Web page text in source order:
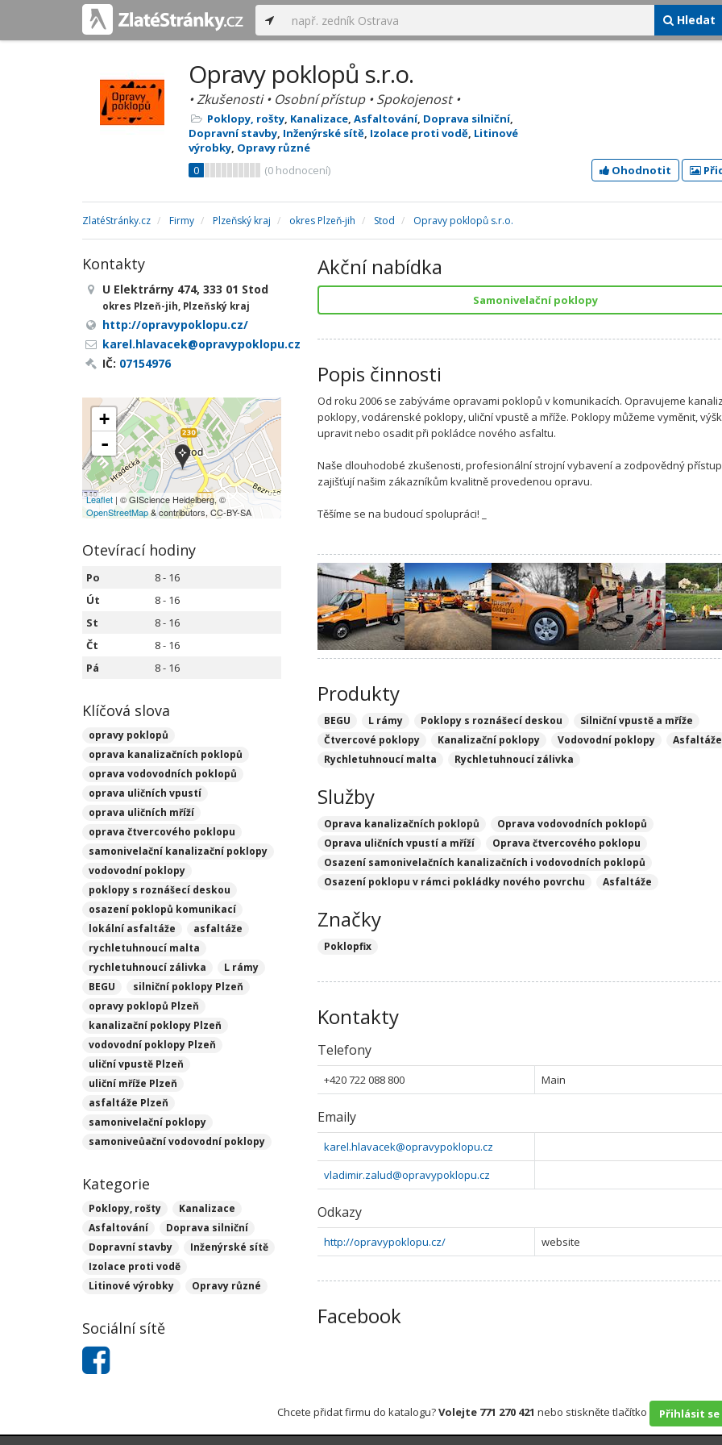
Hledat
Opravy poklopů s.r.o.
• Zkušenosti • Osobní přístup • Spokojenost •
Poklopy, rošty, Kanalizace, Asfaltování, Doprava silniční,
Dopravní stavby, Inženýrské sítě, Izolace proti vodě, Litinové
výrobky, Opravy různé
0
(0 hodnocení) Ohodnotit
ZlatéStránky.cz Firmy Plzeňský kraj okres Plzeň-jih Stod Opravy poklopů s.r.o.
Akční nabídka
Samonivelační poklopy
Popis činnosti
Od roku 2006 se zabýváme opravami poklopů v komunikacích. Opravujeme
poklopy, vodárenské poklopy, uliční vpustě a mříže. Poklopy můžeme vyměnit,
upravit nebo osadit při pokládce nového asfaltu.
Naše dlouhodobé zkušenosti, profesionální strojní vybavení a zodpovědný přístup
zajišťují našim zákazníkům kvalitně provedenou opravu.
Těšíme se na budoucí spolupráci! _
Produkty
BEGU L rámy Poklopy s roznášecí deskou
Silniční vpustě a mříže
Čtvercové poklopy
Kanalizační poklopy Vodovodní poklopy
Asfaltáže
Rychletuhnoucí malta
Rychletuhnoucí zálivka
Služby
Oprava kanalizačních poklopů
Oprava vodovodních poklopů
Oprava uličních vpustí a mříží
Oprava čtvercového poklopu
Osazení samonivelačních kanalizačních i vodovodních poklopů
Osazení poklopu v rámci pokládky nového povrchu
Asfaltáže
Značky
Poklopfix
Kontakty
Telefony
+420 722 088 800 Main
Emaily
karel.hlavacek@opravypoklopu.cz
vladimir.zalud@opravypoklopu.cz
Odkazy
http://opravypoklopu.cz/ website
Facebook
Kontakty
U Elektrárny 474, 333 01 Stod
okres Plzeň-jih, Plzeňský kraj
http://opravypoklopu.cz/
karel.hlavacek@opravypoklopu.cz
IČ: 07154976
+
-
Leaflet | © GIScience Heidelberg, ©
OpenStreetMap& contributors, CC-BY-SA
Otevírací hodiny
Po
8 - 16
Út
8 - 16
St
8 - 16
Čt
8 - 16
Pá
8 - 16
Klíčová slova
opravy poklopů
oprava kanalizačních poklopů
oprava vodovodních poklopů
oprava uličních vpustí
oprava uličních mříží
oprava čtvercového poklopu
samonivelační kanalizační poklopy
vodovodní poklopy
poklopy s roznášecí deskou
osazení poklopů komunikací
lokální asfaltáže
asfaltáže
rychletuhnoucí malta
rychletuhnoucí zálivka
L rámy
BEGU
silniční poklopy Plzeň
opravy poklopů Plzeň
kanalizační poklopy Plzeň
vodovodní poklopy Plzeň
uliční vpustě Plzeň
uliční mříže Plzeň
asfaltáže Plzeň
samonivelační poklopy
samoniveůační vodovodní poklopy
Kategorie
Poklopy, rošty
Kanalizace
Asfaltování
Doprava silniční
Dopravní stavby
Inženýrské sítě
Izolace proti vodě
Litinové výrobky
Opravy různé
Sociální sítě
Chcete přidat firmu do katalogu?Volejte 771 270 421 nebo stiskněte tlačítko Přihlásit